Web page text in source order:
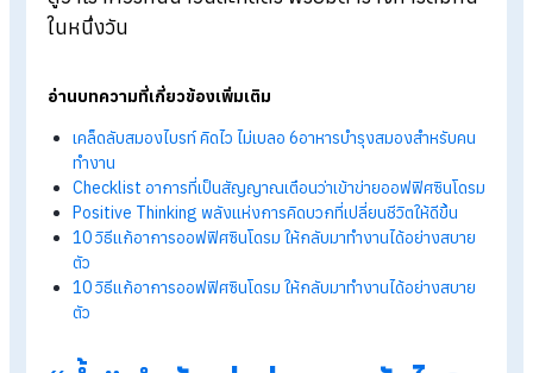
Blog > สุขภาพดีต้องกินน้ำวันละกี่ลิตร พร้อมตารางการกินน้ำใน 1 วัน
น้ำจำเป็นกับร่างกายมาก ดังนั้นต้องใส่ใจที่จะกินน้
ปริมาณที่เหมาะสมเพื่อสุขภาพที่ดี บทความนี้จะพา
ดูว่าเราควรกินน้ำวันละกี่ลิตร พร้อมตารางการดื่ม
ในหนึ่งวัน
อ่านบทความที่เกี่ยวข้องเพิ่มเติม